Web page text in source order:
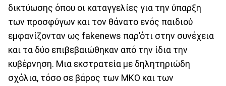
δικτύωσης όπου οι καταγγελίες για την ύπαρξη
των προσφύγων και τον θάνατο ενός παιδιού
εμφανίζονταν ως fakenews παρ’ότι στην συνέχεια
και τα δύο επιβεβαιώθηκαν από την ίδια την
κυβέρνηση. Μια εκστρατεία με δηλητηριώδη
σχόλια, τόσο σε βάρος των ΜΚΟ και των